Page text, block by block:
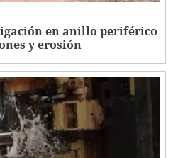
en anillo periférico
y erosión